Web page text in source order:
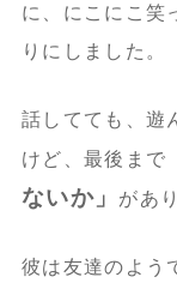
に、にこにこ笑
りにしました。
話してても、遊
けど、最後まで
ないか」
があ
彼は友達のよう